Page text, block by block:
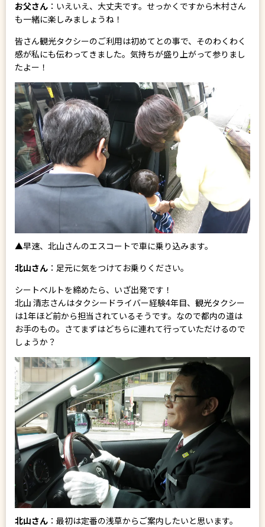
お父さん ：いえいえ、大丈夫です。せっかくですから木村さん
も一緒に楽しみましょうね！
皆さん観光タクシーのご利用は初めてとの事で、そのわくわく
感が私にも伝わってきました。気持ちが盛り上がって参りまし
たよー！
▲早速、北山さんのエスコートで車に乗り込みます。
北山さん ：足元に気をつけてお乗りください。
シートベルトを締めたら、いざ出発です！
北山 清志さんはタクシードライバー経験4年目、観光タクシー
は1年ほど前から担当されているそうです。なので都内の道は
お手のもの。さてまずはどちらに連れて行っていただけるので
しょうか？
北山さん ：最初は定番の浅草からご案内したいと思います。